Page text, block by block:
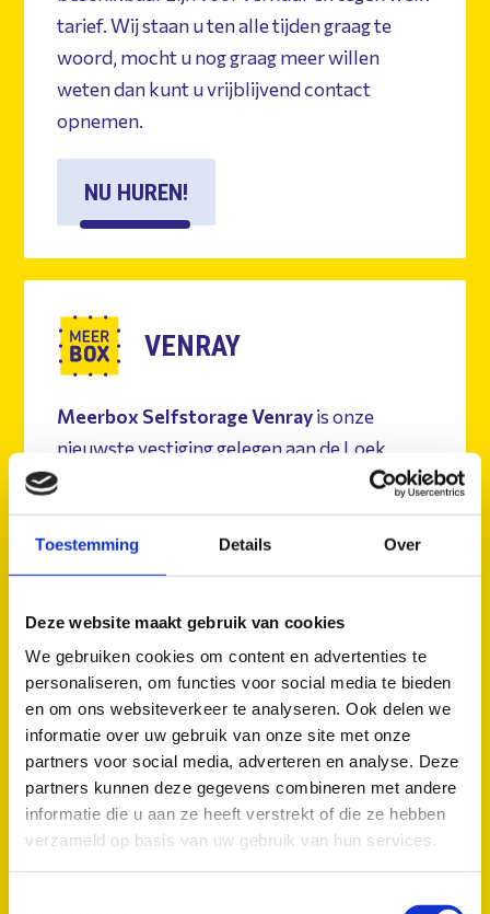
Toestemming Details Over
Deze website maakt gebruik van cookies
We gebruiken cookies om content en advertenties te
personaliseren, om functies voor social media te bieden
en om ons websiteverkeer te analyseren. Ook delen we
informatie over uw gebruik van onze site met onze
partners voor social media, adverteren en analyse. Deze
partners kunnen deze gegevens combineren met andere
informatie die u aan ze heeft verstrekt of die ze hebben
verzameld op basis van uw gebruik van hun services.
tarief. Wij staan u ten alle tijden graag te
woord, mocht u nog graag meer willen
weten dan kunt u vrijblijvend contact
opnemen.
NU HUREN!
VENRAY
Meerbox Selfstorage Venrayis onze
nieuwste vestiging gelegen aan de Loek
Nelissenstraat 23 te Oostrum. De 3 etage's
tellende selfstorage biedt de keuze uit 88
verschillende opslagruimtes welke variëren
van 7m³ tot en met 26m³. Het pand biedt
zich op het nieuw gerealiseerde
businesspark De Hulst in de gemeente
Venray.
NU HUREN!